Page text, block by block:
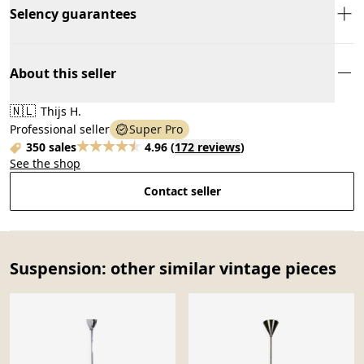
Selency guarantees
About this seller
🇳🇱 Thijs H.
Professional seller
Super Pro
350 sales
4.96 (172 reviews)
See the shop
Contact seller
Suspension: other similar vintage pieces